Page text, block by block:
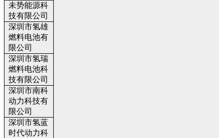
未势能源科
技有限公司
深圳市氢雄
燃料电池有
限公司
深圳市氢瑞
燃料电池科
技有限公司
深圳市南科
动力科技有
限公司
深圳市氢蓝
时代动力科